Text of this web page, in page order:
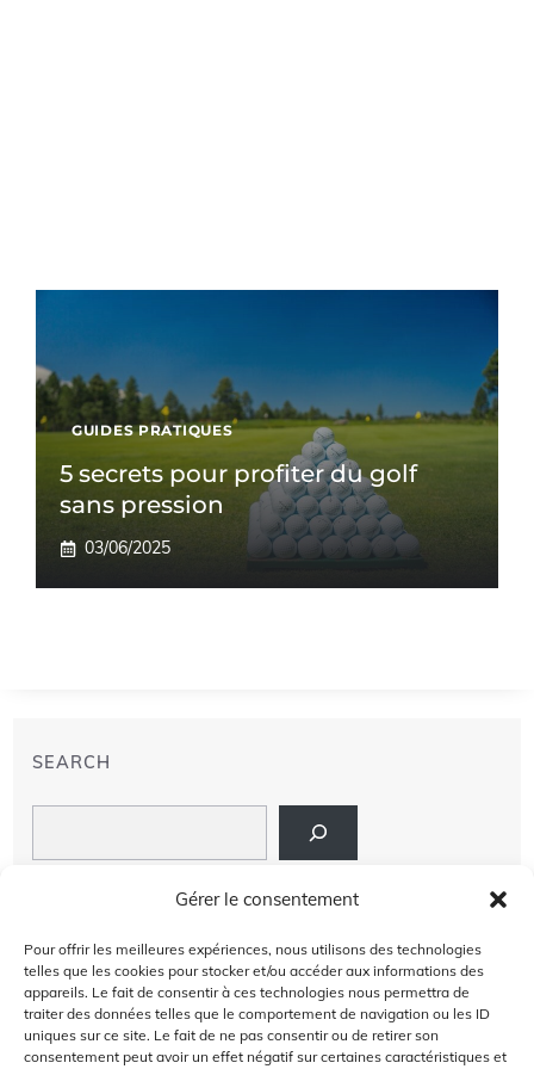
Gérer le consentement
Pour offrir les meilleures expériences, nous utilisons des technologies
telles que les cookies pour stocker et/ou accéder aux informations des
appareils. Le fait de consentir à ces technologies nous permettra de
traiter des données telles que le comportement de navigation ou les ID
uniques sur ce site. Le fait de ne pas consentir ou de retirer son
consentement peut avoir un effet négatif sur certaines caractéristiques et
GUIDES PRATIQUES
5 secrets pour profiter du golf
sans pression
03/06/2025
SEARCH
À PROPOS DE NOUS
AVIS DE NON-RESPONSABILITÉ